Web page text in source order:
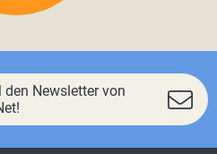
Newsletter von